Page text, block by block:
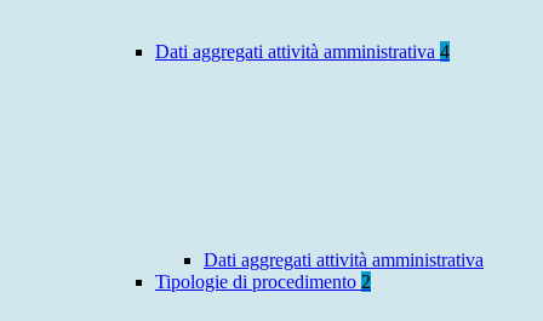
Dati aggregati attività amministrativa 4
Dati aggregati attività amministrativa
Tipologie di procedimento 2